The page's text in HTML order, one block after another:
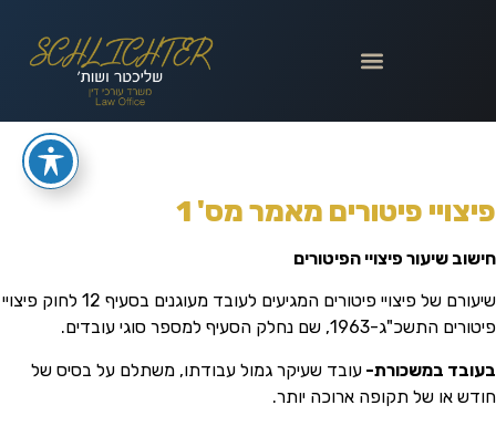
פיצויי פיטורים מאמר מס' 1
חישוב שיעור פיצויי הפיטורים
שיעורם של פיצויי פיטורים המגיעים לעובד מעוגנים בסעיף 12 לחוק פיצויי
פיטורים התשכ"ג-1963, שם נחלק הסעיף למספר סוגי עובדים.
בעובד במשכורת- עובד שעיקר גמול עבודתו, משתלם על בסיס של
חודש או של תקופה ארוכה יותר.